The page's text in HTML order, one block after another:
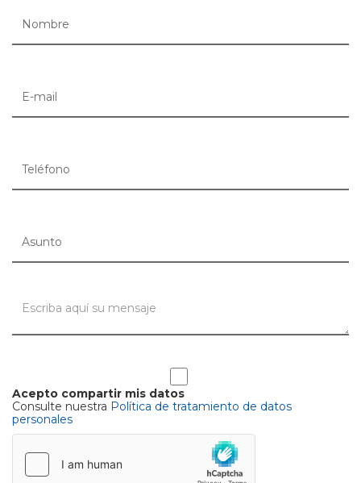
Acepto compartir mis datos
Consulte nuestra Política de tratamiento de datos
personales